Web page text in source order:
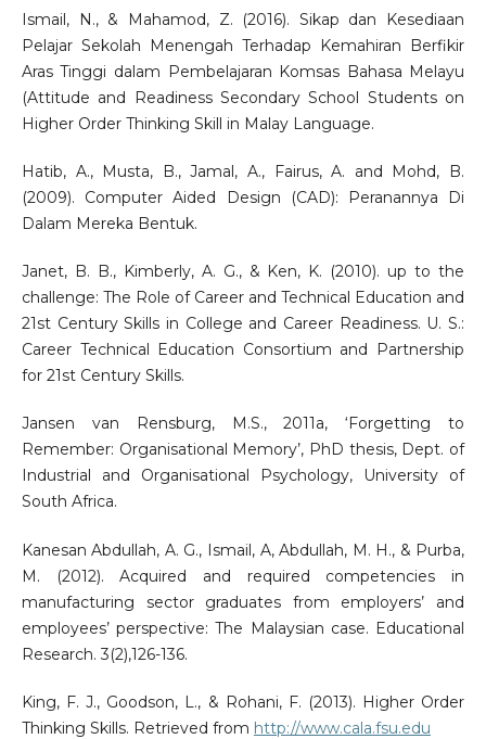
Ismail, N., & Mahamod, Z. (2016). Sikap dan Kesediaan
Pelajar Sekolah Menengah Terhadap Kemahiran Berfikir
Aras Tinggi dalam Pembelajaran Komsas Bahasa Melayu
(Attitude and Readiness Secondary School Students on
Higher Order Thinking Skill in Malay Language.
Hatib, A., Musta, B., Jamal, A., Fairus, A. and Mohd, B.
(2009). Computer Aided Design (CAD): Peranannya Di
Dalam Mereka Bentuk.
Janet, B. B., Kimberly, A. G., & Ken, K. (2010). up to the
challenge: The Role of Career and Technical Education and
21st Century Skills in College and Career Readiness. U. S.:
Career Technical Education Consortium and Partnership
for 21st Century Skills.
Jansen van Rensburg, M.S., 2011a, ‘Forgetting to
Remember: Organisational Memory’, PhD thesis, Dept. of
Industrial and Organisational Psychology, University of
South Africa.
Kanesan Abdullah, A. G., Ismail, A, Abdullah, M. H., & Purba,
M. (2012). Acquired and required competencies in
manufacturing sector graduates from employers’ and
employees’ perspective: The Malaysian case. Educational
Research. 3(2),126-136.
King, F. J., Goodson, L., & Rohani, F. (2013). Higher Order
Thinking Skills. Retrieved from http://www.cala.fsu.edu